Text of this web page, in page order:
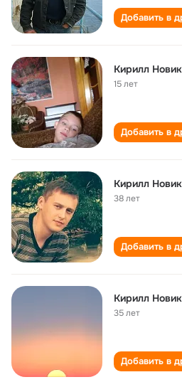
Добавить в
Кирилл
15 лет
Добавить в
Кирилл
38 лет
Добавить в
Кирилл
35 лет
Добавить в